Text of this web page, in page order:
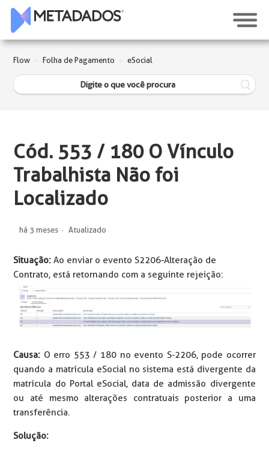
Flow Folha de Pagamento eSocial
Cód. 553 / 180 O Vínculo
Trabalhista Não foi
Localizado
há 3 meses Atualizado
Situação:Ao enviar o evento S2206-Alteração de
Contrato, está retornando com a seguinte rejeição:
Causa: O erro 553 / 180 no evento S-2206, pode ocorrer
quando a matrícula eSocial no sistema está divergente da
matrícula do Portal eSocial, data de admissão divergente
ou até mesmo alterações contratuais posterior a uma
transferência.
Solução: